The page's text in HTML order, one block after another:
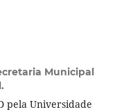
Municipal
pela Universidade